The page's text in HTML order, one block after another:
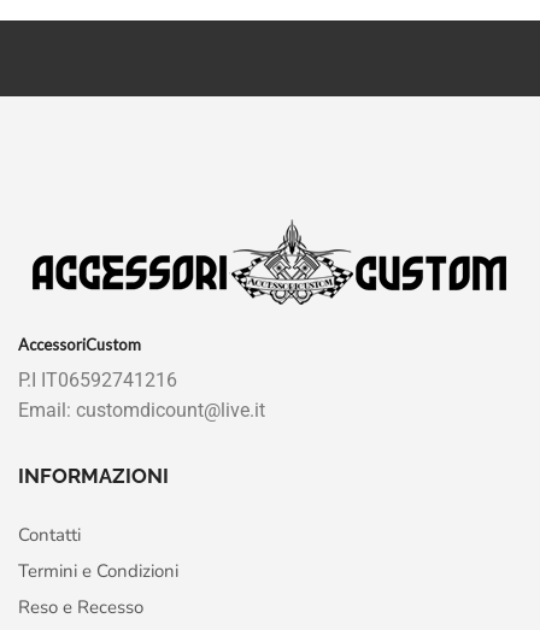
AccessoriCustom
P.I IT06592741216
Email: customdicount@live.it
INFORMAZIONI
Contatti
Termini e Condizioni
Reso e Recesso